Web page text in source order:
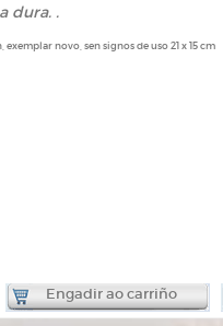
dura. .
novo, sen signos de uso 21 x 15 cm
Engadir ao carriño